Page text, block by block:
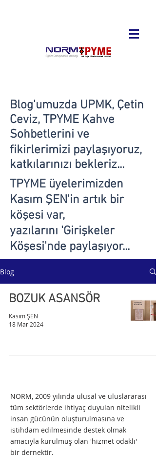
Blog'umuzda UPMK, Çetin
Ceviz, TPYME Kahve
Sohbetlerini ve
fikirlerimizi paylaşıyoruz,
katkılarınızı bekleriz...
TPYME üyelerimizden
Kasım ŞEN'in artık bir
köşesi var,
yazılarını 'Girişkeler
Köşesi'nde paylaşıyor...
Blog
BOZUK ASANSÖR
Kasım ŞEN
18 Mar 2024
NORM, 2009 yılında ulusal ve uluslararası
tüm sektörlerde ihtiyaç duyulan nitelikli
insan gücünün oluşturulmasına ve
istihdam edilmesinde destek olmak
amacıyla kurulmuş olan 'hizmet odaklı'
bir dernektir.